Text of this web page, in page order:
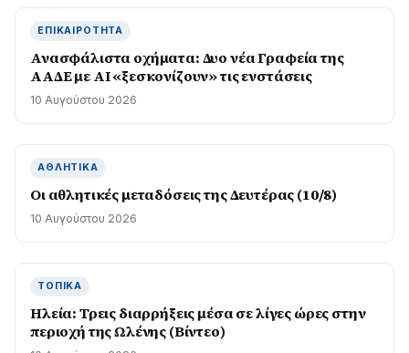
ΕΠΙΚΑΙΡΌΤΗΤΑ
Ανασφάλιστα οχήματα: Δυο νέα Γραφεία της
ΑΑΔΕ με ΑΙ «ξεσκονίζουν» τις ενστάσεις
10 Αυγούστου 2026
ΑΘΛΗΤΙΚΆ
Οι αθλητικές μεταδόσεις της Δευτέρας (10/8)
10 Αυγούστου 2026
ΤΟΠΙΚΆ
Ηλεία: Τρεις διαρρήξεις μέσα σε λίγες ώρες στην
περιοχή της Ωλένης (Βίντεο)